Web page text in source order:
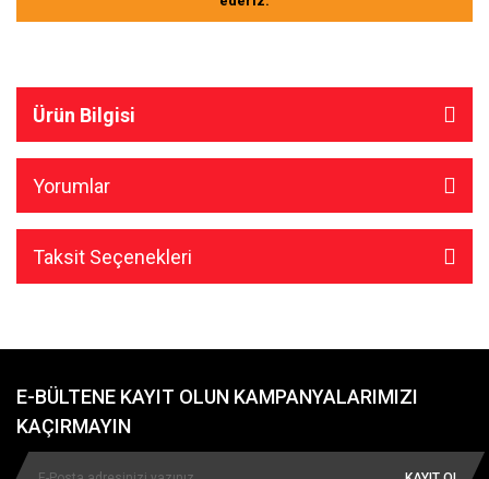
Ürün Bilgisi
Yorumlar
Taksit Seçenekleri
E-BÜLTENE KAYIT OLUN KAMPANYALARIMIZI
KAÇIRMAYIN